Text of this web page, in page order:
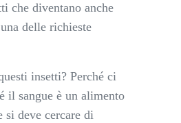
che diventano anche
delle richieste
insetti? Perché ci
il sangue è un alimento
deve cercare di